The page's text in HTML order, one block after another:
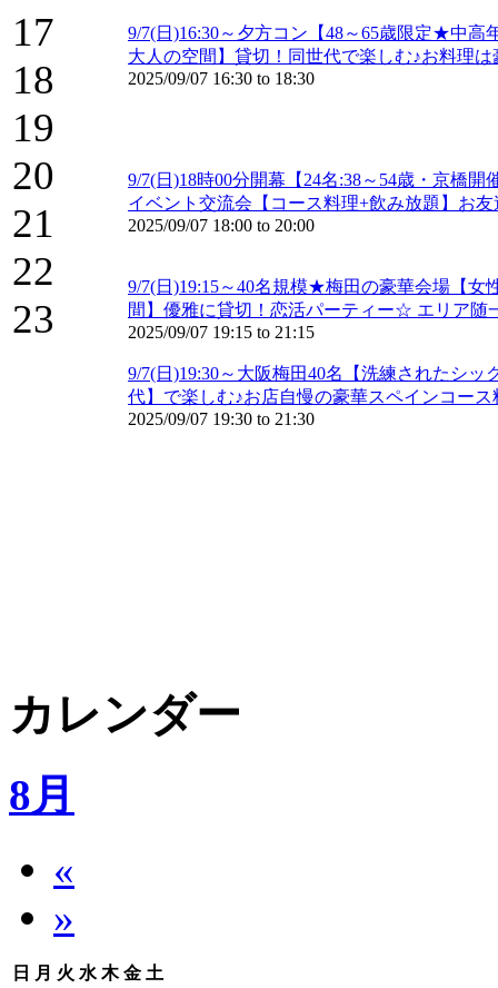
17
18
19
20
21
22
23
9/7(日)16:30～夕方コン【48～65歳限定★中
大人の空間】貸切！同世代で楽しむ♪お料理
2025/09/07 16:30 to 18:30
9/7(日)18時00分開幕【24名:38～54歳・京橋
イベント交流会【コース料理+飲み放題】お
2025/09/07 18:00 to 20:00
9/7(日)19:15～40名規模★梅田の豪華会場【
間】優雅に貸切！恋活パーティー☆ エリア
2025/09/07 19:15 to 21:15
9/7(日)19:30～大阪梅田40名【洗練されたシ
代】で楽しむ♪お店自慢の豪華スペインコー
2025/09/07 19:30 to 21:30
カレンダー
8月
«
»
日 月 火 水 木 金 土